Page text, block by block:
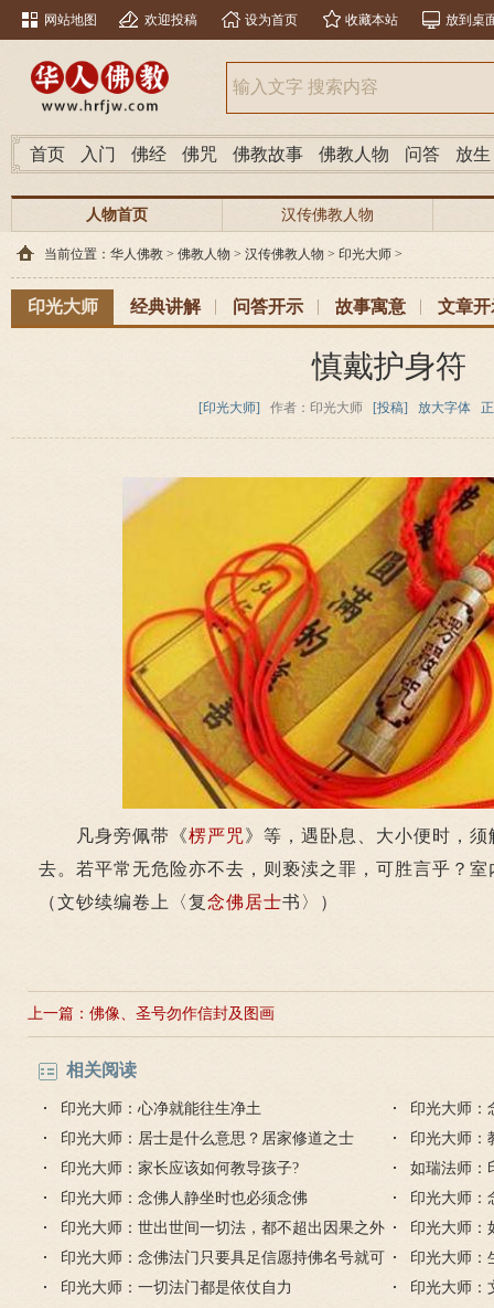
网站地图 欢迎投稿 设为首页 收藏本站 放到桌
首页 入门 佛经 佛咒 佛教故事 佛教人物 问答 放生
人物首页 汉传佛教人物
当前位置： 华人佛教 > 佛教人物 > 汉传佛教人物 > 印光大师 >
印光大师 经典讲解 问答开示 故事寓意 文章开
慎戴护身符
[印光大师] 作者：印光大师 [投稿] 放大字体
凡身旁佩带《楞严咒》等，遇卧息、大小便时，
去。若平常无危险亦不去，则亵渎之罪，可胜言乎？
（文钞续编卷上〈复念佛 居士书〉）
上一篇： 佛像、圣号勿作信封及图画
相关阅读
印光大师：心净就能往生净土
印光大师：
印光大师：居士是什么意思？居家修道之士
印光大师：
印光大师：家长应该如何教导孩子?
如瑞法师：
印光大师：念佛人静坐时也必须念佛
印光大师：
印光大师：世出世间一切法，都不超出因果之外
印光大师：
印光大师：念佛法门只要具足信愿持佛名号就可
以仗佛慈力
印光大师：
印光大师：一切法门都是依仗自力
印光大师：